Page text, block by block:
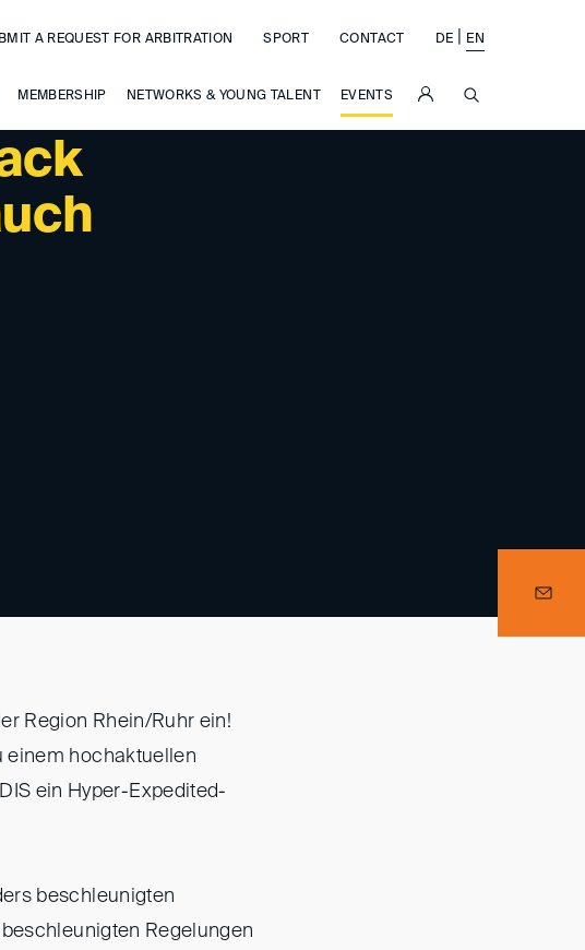
MEMBERSHIP NETWORKS & YOUNG TALENT EVENTS
A REQUEST FOR ARBITRATION SPORT CONTACT DE EN
Region Rhein/Ruhr ein!
einem hochaktuellen
ein Hyper-Expedited-
beschleunigten
Regelungen